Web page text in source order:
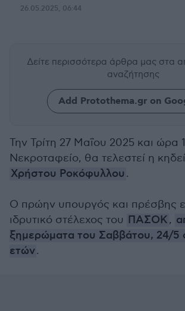
26.05.2025, 06:44
Δείτε περισσότερα άρθρα μας στα
αναζήτησης
Add Protothema.gr on
Την Τρίτη 27 Μαΐου 2025 και ώρα
Νεκροταφείο, θα τελεστεί η
Χρήστου Ροκόφυλλου .
Ο πρώην υπουργός και πρέσβης
ιδρυτικό στέλεχος του ΠΑΣΟΚ,
ξημερώματα του Σαββάτου, 24/5
ετών.